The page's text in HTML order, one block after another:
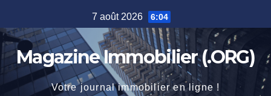
to
content
7 août 2026 6:04
Magazine Immobilier (.ORG)
Votre journal immobilier en ligne !